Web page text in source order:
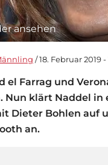
ansehen
/ 18. Februar 2019 -
el Farrag und
Nun klärt Naddel
Dieter Bohlen auf
an.